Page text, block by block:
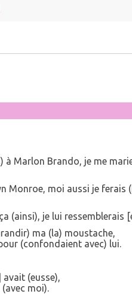
à Marlon Brando, je me
Monroe, moi aussi je ferais
(ainsi), je lui ressemblerais
ma (la) moustache,
(confondaient avec) lui.
(eusse),
moi).